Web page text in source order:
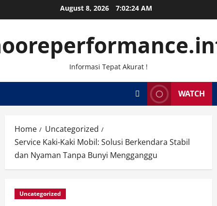
to
August 8, 2026 7:02:25 AM
Informasi Tepat Akurat !
WATCH
Home
Uncategorized
Service Kaki-Kaki Mobil: Solusi Berkendara Stabil
dan Nyaman Tanpa Bunyi Mengganggu
Uncategorized